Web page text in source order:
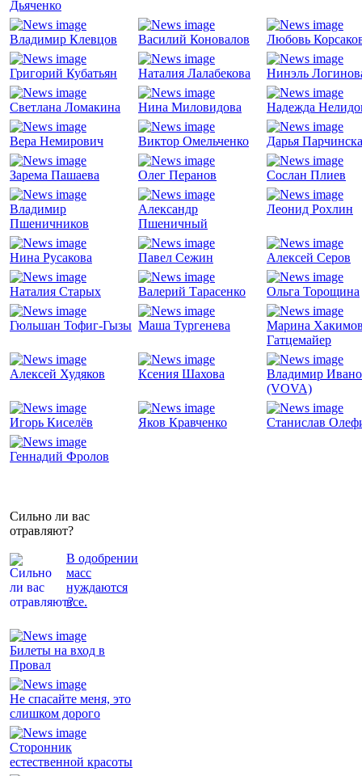
Дьяченко
Владимир Клевцов Василий Коновалов Любовь
Григорий Кубатьян Наталия Лалабекова Нинэль
Светлана Ломакина Нина Миловидова Надежда
Вера Немирович Виктор Омельченко Дарья
Зарема Пашаева Олег Перанов Сослан Плиев
Владимир
Пшеничников
Александр
Пшеничный
Леонид Рохлин
Нина Русакова Павел Сежин Алексей Серов
Наталия Старых Валерий Тарасенко Ольга Торощина
Гюльшан Тофиг-Гызы Маша Тургенева
Марина
Гатцемайер
Алексей Худяков Ксения Шахова
Владимир
(VOVA)
Игорь Киселёв Яков Кравченко Станислав
Геннадий Фролов
Сильно ли вас
отравляют?
В одобрении
масс
нуждаются
все.
Билеты на вход в
Провал
Не спасайте меня, это
слишком дорого
Сторонник
естественной красоты